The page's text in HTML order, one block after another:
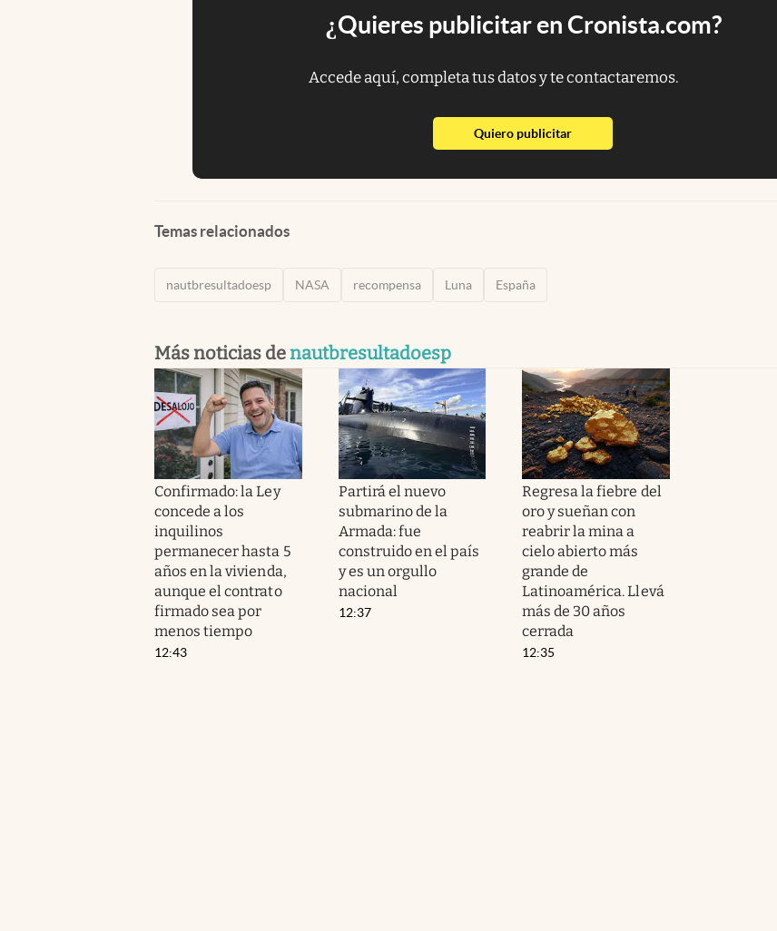
¿Quieres publicitar en Cronista.com?
Accede aquí, completa tus datos y te contactaremos.
Quiero publicitarabre en nueva pestaña
Temas relacionados
nautbresultadoesp NASA recompensa Luna España
Más noticias denautbresultadoesp
Confirmado: la Ley
concede a los
inquilinos
permanecer hasta 5
años en la vivienda,
aunque el contrato
firmado sea por
menos tiempo
12:43
Partirá el nuevo
submarino de la
Armada: fue
construido en el país
y es un orgullo
nacional
12:37
Regresa la fiebre del
oro y sueñan con
reabrir la mina a
cielo abierto más
grande de
Latinoamérica. Llevá
más de 30 años
cerrada
12:35